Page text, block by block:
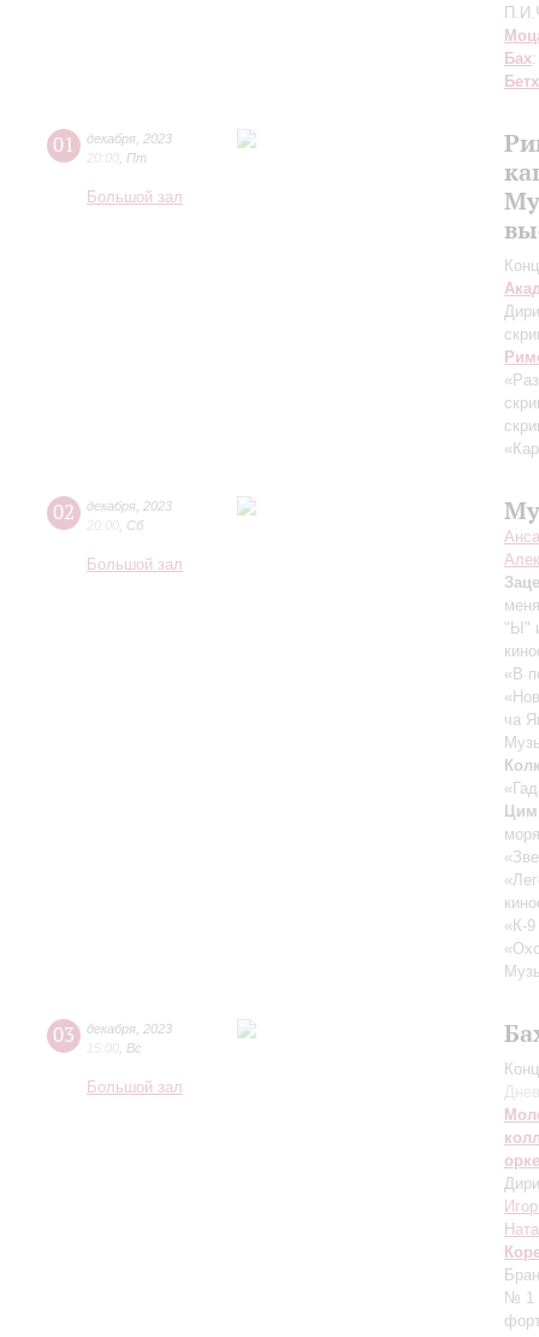
Бах
01 декабря 2023
20:00 Пт
Большой зал
02 декабря 2023
20:00 Сб
Большой зал
"Ы"
«В
ча
«К-
03 декабря 2023
15:00 Вс
Большой зал
№ 1